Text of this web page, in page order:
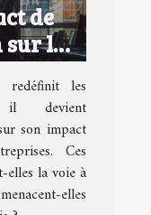
de
sur la
redéfinit les
il devient
son impact
Ces
elles la voie à
elles